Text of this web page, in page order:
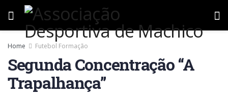
Home Futebol Formação
Segunda Concentração “A
Trapalhança”